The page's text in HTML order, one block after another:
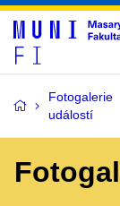
Fotogalerie
událostí